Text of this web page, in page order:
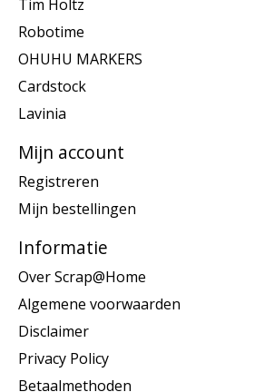
Tim Holtz
Robotime
OHUHU MARKERS
Cardstock
Lavinia
Mijn account
Registreren
Mijn bestellingen
Informatie
Over Scrap@Home
Algemene voorwaarden
Disclaimer
Privacy Policy
Betaalmethoden